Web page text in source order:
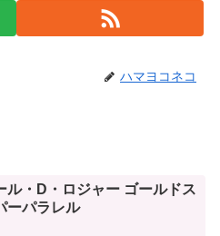
ハマヨコネコ
ル・D・ロジャー ゴールドス
ーパラレル